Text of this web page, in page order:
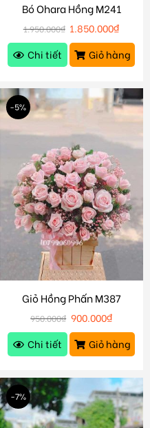
Bó Ohara Hồng M241
1.950.000₫ 1.850.000₫
Chi tiết
Giỏ hàng
-5%
Giỏ Hồng Phấn M387
950.000₫ 900.000₫
Chi tiết
Giỏ hàng
-7%